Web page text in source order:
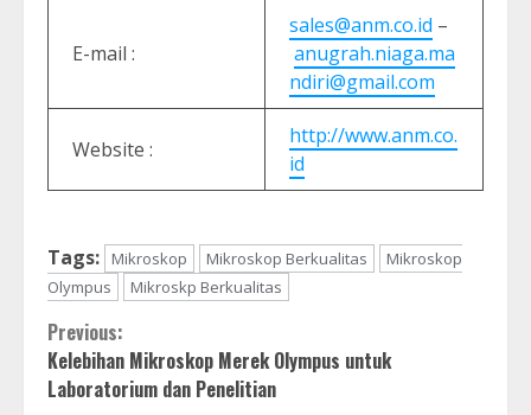
E-mail :
sales@anm.co.id –
anugrah.niaga.ma
ndiri@gmail.com
Website :
http://www.anm.co.
id
Tags: Mikroskop Mikroskop Berkualitas
Mikroskop
Olympus
Mikroskp Berkualitas
Continue
Reading
Previous:
Kelebihan Mikroskop Merek Olympus untuk
Laboratorium dan Penelitian